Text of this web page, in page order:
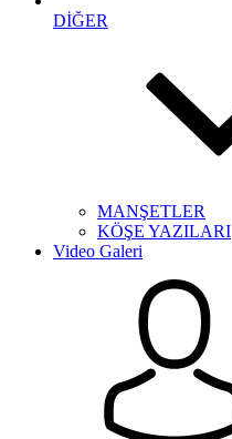
DİĞER
MANŞETLER
KÖŞE YAZILARI
Video Galeri